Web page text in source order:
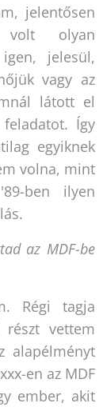
jelentősen
olyan
jelesül,
vagy az
látott el
Így
egyiknek
volna, mint
ben ilyen
az MDF-be
Régi tagja
részt vettem
alapélményt
en az MDF
ember, akit